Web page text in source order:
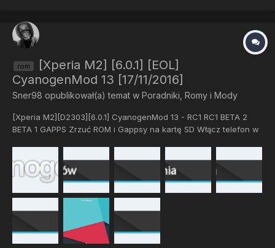
rom
[Xperia M2] [6.0.1] [EOL]
CyanogenMod 13 [17/11/2016]
Sner98 opublikował(a) temat w Poradniki, Romy i Mody
[Xperia M2][D2303][6.0.1] CyanogenMod 13 - RC1 RC1 BETA 2
BETA 1 GAPPS Zrzuć ROM i Gappsy na kartę SD Włącz telefon w